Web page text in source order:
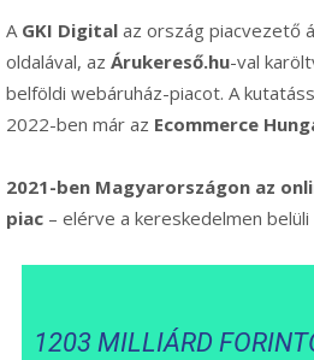
A GKI Digital az ország piacvezető
oldalával, az Árukereső.hu-val
belföldi webáruház-piacot. A
2022-ben már az Ecommerce
2021-ben Magyarországon az
piac – elérve a kereskedelmen
1203 MILLIÁRD